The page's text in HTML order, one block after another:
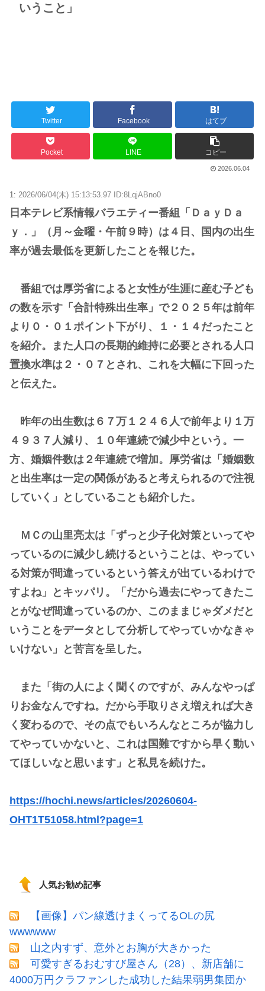
Powered by livedoor 相互RSS
いうこと」
Twitter Facebook はてブ
Pocket LINE コピー
2026.06.04
1: 2026/06/04(木) 15:13:53.97 ID:8LqjABno0
日本テレビ系情報バラエティー番組「ＤａｙＤａ
ｙ．」（月～金曜・午前９時）は４日、国内の出生
率が過去最低を更新したことを報じた。
番組では厚労省によると女性が生涯に産む子ども
の数を示す「合計特殊出生率」で２０２５年は前年
より０・０１ポイント下がり、１・１４だったこと
を紹介。また人口の長期的維持に必要とされる人口
置換水準は２・０７とされ、これを大幅に下回った
と伝えた。
昨年の出生数は６７万１２４６人で前年より１万
４９３７人減り、１０年連続で減少中という。一
方、婚姻件数は２年連続で増加。厚労省は「婚姻数
と出生率は一定の関係があると考えられるので注視
していく」としていることも紹介した。
ＭＣの山里亮太は「ずっと少子化対策といってや
っているのに減少し続けるということは、やってい
る対策が間違っているという答えが出ているわけで
すよね」とキッパリ。「だから過去にやってきたこ
とがなぜ間違っているのか、このままじゃダメだと
いうことをデータとして分析してやっていかなきゃ
いけない」と苦言を呈した。
また「街の人によく聞くのですが、みんなやっぱ
りお金なんですね。だから手取りさえ増えれば大き
く変わるので、その点でもいろんなところが協力し
てやっていかないと、これは国難ですから早く動い
てほしいなと思います」と私見を続けた。
https://hochi.news/articles/20260604-
OHT1T51058.html?page=1
人気お勧め記事
【画像】パン線透けまくってるOLの尻
wwwwww
山之内すず、意外とお胸が大きかった
可愛すぎるおむすび屋さん（28）、新店舗に
4000万円クラファンした成功した結果弱男集団か